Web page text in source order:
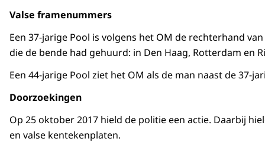
Valse framenummers
Een 37-jarige Pool is volgens het OM de rechterhand
die de bende had gehuurd: in Den Haag, Rotterdam en
Een 44-jarige Pool ziet het OM als de man naast de
Doorzoekingen
Op 25 oktober 2017 hield de politie een actie. Daarbij
en valse kentekenplaten.